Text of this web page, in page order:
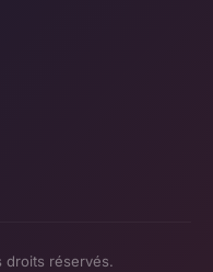
droits réservés.